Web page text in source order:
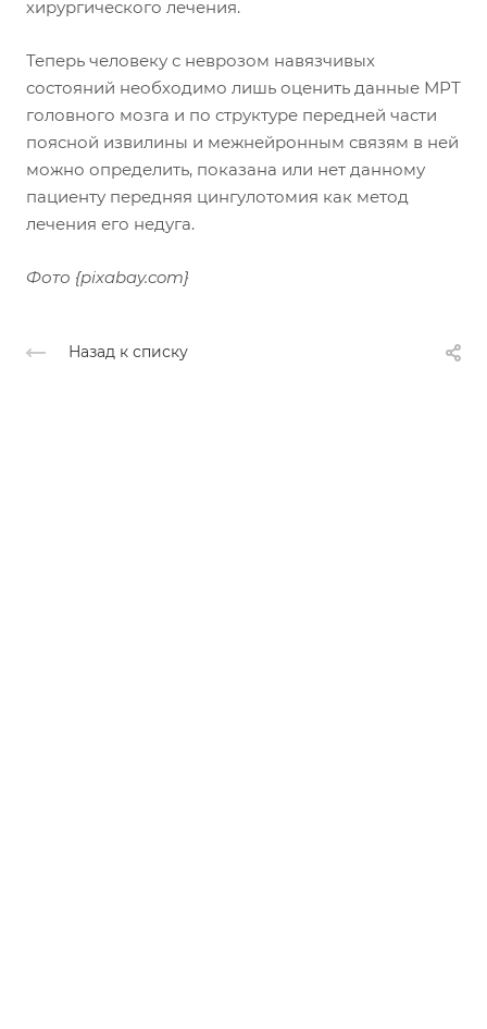
хирургического лечения.
Теперь человеку с неврозом навязчивых
состояний необходимо лишь оценить данные МРТ
головного мозга и по структуре передней части
поясной извилины и межнейронным связям в ней
можно определить, показана или нет данному
пациенту передняя цингулотомия как метод
лечения его недуга.
Фото {pixabay.com}
Назад к списку